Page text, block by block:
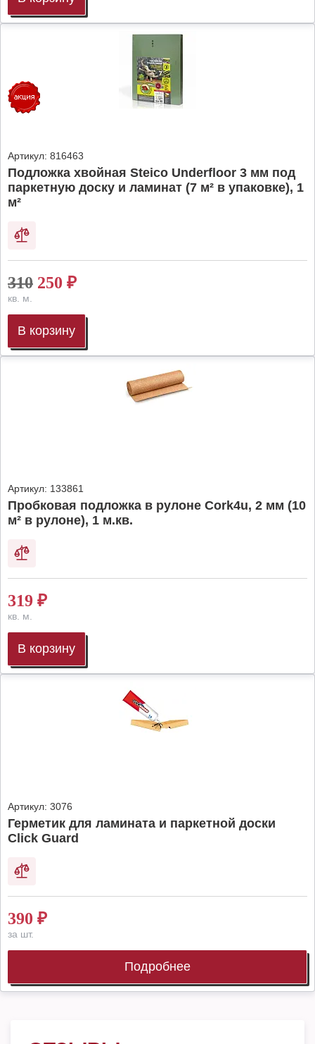
Артикул: 816463
Подложка хвойная Steico Underfloor 3 мм под
паркетную доску и ламинат (7 м² в упаковке), 1
м²
310 250 ₽
кв. м.
В корзину
Артикул: 133861
Пробковая подложка в рулоне Cork4u, 2 мм (10
м² в рулоне), 1 м.кв.
319 ₽
кв. м.
В корзину
Артикул: 3076
Герметик для ламината и паркетной доски
Click Guard
390 ₽
за шт.
Подробнее